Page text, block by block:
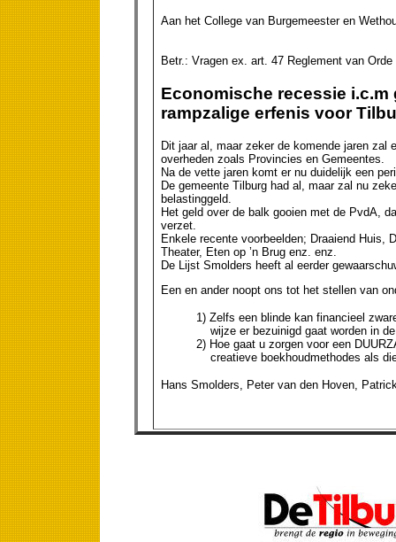
Aan het College van Burgemeester en
Betr.: Vragen ex. art. 47
Economische recessie
rampzalige erfenis voor
Dit jaar al, maar zeker de komende jaren zal
overheden zoals Provincies en Gemeentes.
Na de vette jaren komt er nu duidelijk een
De gemeente Tilburg had al, maar zal nu
belastinggeld.
Het geld over de balk gooien met de PvdA,
verzet.
Enkele recente voorbeelden; Draaiend Huis,
Theater, Eten op ’n Brug enz. enz.
De Lijst Smolders heeft al eerder
Een en ander noopt ons tot het stellen van
1) Zelfs een blinde kan financieel
wijze er bezuinigd gaat worden in
2) Hoe gaat u zorgen voor een
creatieve boekhoudmethodes als
Hans Smolders, Peter van den Hoven,